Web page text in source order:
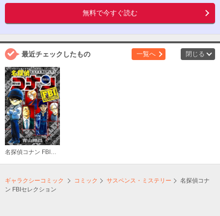
無料で今すぐ読む
最近チェックしたもの 一覧へ 閉じる
名探偵コナン FBIセレクション
ギャラクシーコミック コミック サスペンス・ミステリー
名探偵コナ
ン FBIセレクション